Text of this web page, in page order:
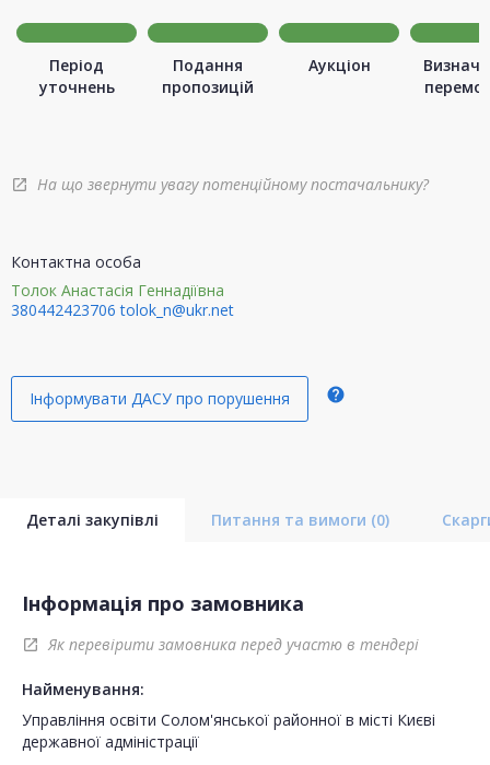
Період
уточнень
Подання
пропозицій
Аукціон
open_in_new На що звернути увагу потенційному постачальнику?
Контактна особа
Толок Анастасія Геннадіївна
380442423706 tolok_n@ukr.net
Інформувати ДАСУ про порушення help
Деталі закупівлі Питання та вимоги (0)
Інформація про замовника
open_in_new Як перевірити замовника перед участю в тендері
Найменування:
Управління освіти Солом'янської районної в місті Києві
державної адміністрації